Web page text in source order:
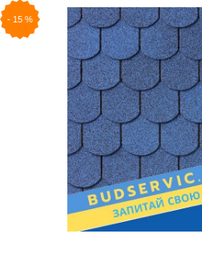
- 15 %